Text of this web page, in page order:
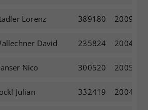
Lorenz 389180 2009
David 235824 2004
Nico 300520 2005
Julian 332419 2004